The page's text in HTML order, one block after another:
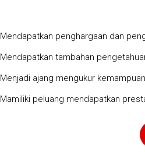
Mendapatkan penghargaan dan
Mendapatkan tambahan
Menjadi ajang mengukur
Mamiliki peluang mendapatkan